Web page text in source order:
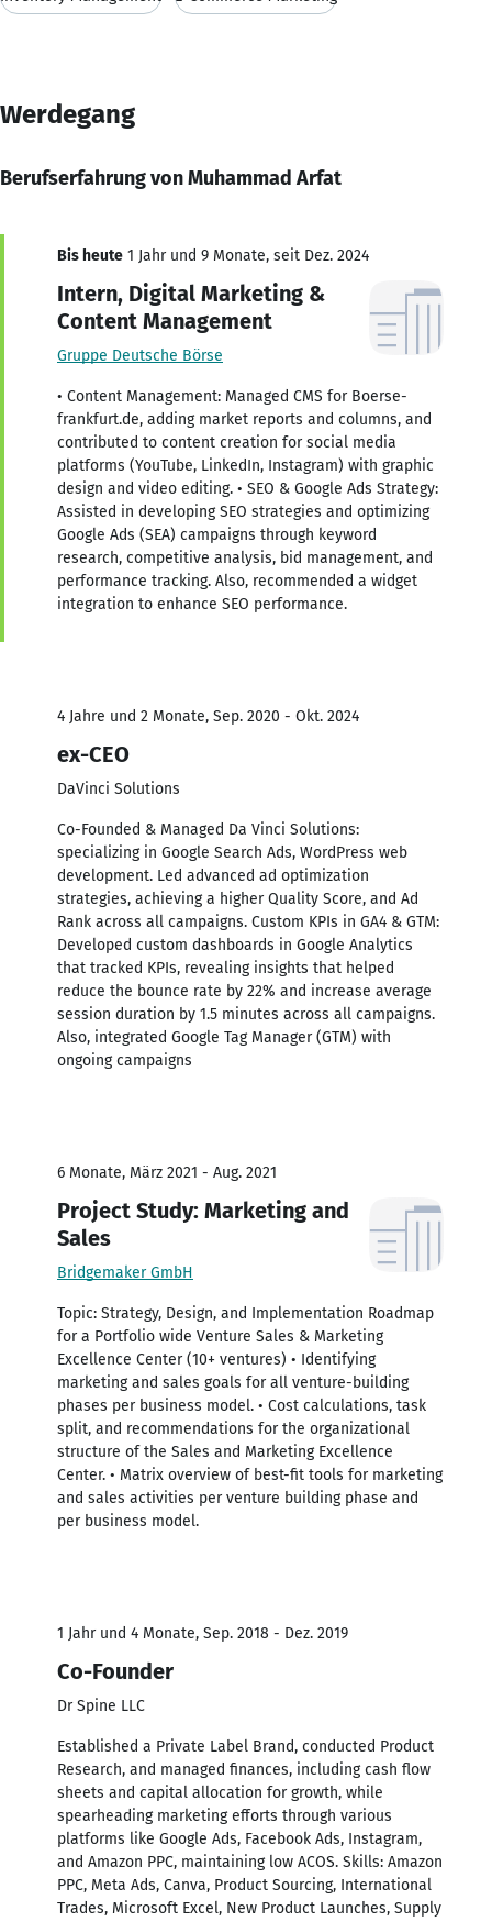
Werdegang
Berufserfahrung von Muhammad Arfat
Bis heute 1 Jahr und 9 Monate, seit Dez. 2024
Intern, Digital Marketing &
Content Management
Gruppe Deutsche Börse
• Content Management: Managed CMS for Boerse-
frankfurt.de, adding market reports and columns, and
contributed to content creation for social media
platforms (YouTube, LinkedIn, Instagram) with graphic
design and video editing. • SEO & Google Ads Strategy:
Assisted in developing SEO strategies and optimizing
Google Ads (SEA) campaigns through keyword
research, competitive analysis, bid management, and
performance tracking. Also, recommended a widget
integration to enhance SEO performance.
4 Jahre und 2 Monate, Sep. 2020 - Okt. 2024
ex-CEO
DaVinci Solutions
Co-Founded & Managed Da Vinci Solutions:
specializing in Google Search Ads, WordPress web
development. Led advanced ad optimization
strategies, achieving a higher Quality Score, and Ad
Rank across all campaigns. Custom KPIs in GA4 & GTM:
Developed custom dashboards in Google Analytics
that tracked KPIs, revealing insights that helped
reduce the bounce rate by 22% and increase average
session duration by 1.5 minutes across all campaigns.
Also, integrated Google Tag Manager (GTM) with
ongoing campaigns
6 Monate, März 2021 - Aug. 2021
Project Study: Marketing and
Sales
Bridgemaker GmbH
Topic: Strategy, Design, and Implementation Roadmap
for a Portfolio wide Venture Sales & Marketing
Excellence Center (10+ ventures) • Identifying
marketing and sales goals for all venture-building
phases per business model. • Cost calculations, task
split, and recommendations for the organizational
structure of the Sales and Marketing Excellence
Center. • Matrix overview of best-fit tools for marketing
and sales activities per venture building phase and
per business model.
1 Jahr und 4 Monate, Sep. 2018 - Dez. 2019
Co-Founder
Dr Spine LLC
Established a Private Label Brand, conducted Product
Research, and managed finances, including cash flow
sheets and capital allocation for growth, while
spearheading marketing efforts through various
platforms like Google Ads, Facebook Ads, Instagram,
and Amazon PPC, maintaining low ACOS. Skills: Amazon
PPC, Meta Ads, Canva, Product Sourcing, International
Trades, Microsoft Excel, New Product Launches, Supply